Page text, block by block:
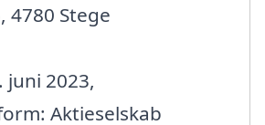
4780 Stege
juni 2023,
Aktieselskab